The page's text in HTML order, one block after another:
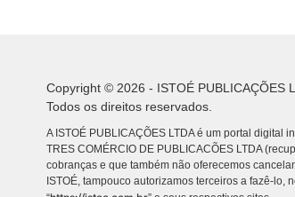
Copyright © 2026 - ISTOÉ PUBLICAÇÕES
Todos os direitos reservados.
A ISTOÉ PUBLICAÇÕES LTDA é um portal digital
TRES COMÉRCIO DE PUBLICACÕES LTDA
cobranças e que também não oferecemos
ISTOÉ, tampouco autorizamos terceiros a fazê-